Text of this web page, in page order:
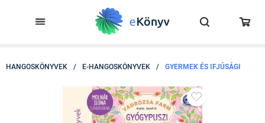
HANGOSKÖNYVEK / E-HANGOSKÖNYVEK / GYERMEK ÉS IFJÚSÁGI